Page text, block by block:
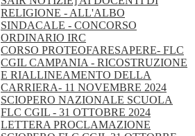
RELIGIONE - ALL'ALBO
SINDACALE - CONCORSO
ORDINARIO IRC
CORSO PROTEOFARESAPERE- FLC
CGIL CAMPANIA - RICOSTRUZIONE
E RIALLINEAMENTO DELLA
CARRIERA- 11 NOVEMBRE 2024
SCIOPERO NAZIONALE SCUOLA
FLC CGIL - 31 OTTOBRE 2024
LETTERA PROCLAMAZIONE